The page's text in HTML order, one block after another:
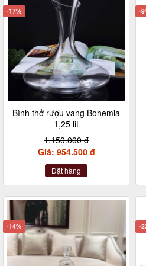
-17%
Bình thở rượu vang Bohemia
1,25 lit
1.150.000 đ
Giá: 954.500 đ
Đặt hàng
-
-14% -